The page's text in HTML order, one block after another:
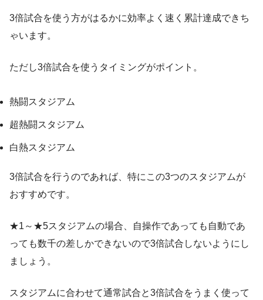
3倍試合を使う方がはるかに効率よく速く累計達成できち
ゃいます。
ただし3倍試合を使うタイミングがポイント。
熱闘スタジアム
超熱闘スタジアム
白熱スタジアム
3倍試合を行うのであれば、特にこの3つのスタジアムが
おすすめです。
★1～★5スタジアムの場合、自操作であっても自動であ
っても数千の差しかできないので3倍試合しないようにし
ましょう。
スタジアムに合わせて通常試合と3倍試合をうまく使って